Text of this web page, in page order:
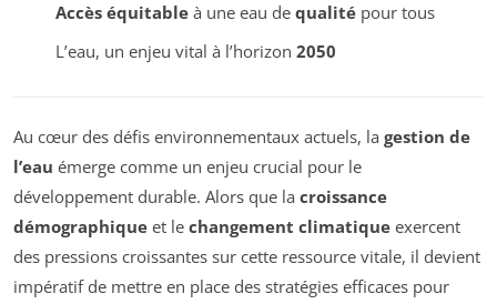
Accès équitableà une eau de qualitépour tous
L’eau, un enjeu vital à l’horizon 2050
Au cœur des défis environnementaux actuels, la gestion de
l’eau émerge comme un enjeu crucial pour le
développement durable. Alors que la croissance
démographique et le changement climatique exercent
des pressions croissantes sur cette ressource vitale, il devient
impératif de mettre en place des stratégies efficaces pour